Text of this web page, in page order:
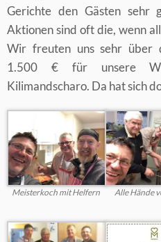
Gerichte den Gästen sehr
Aktionen sind oft die, wenn
Wir freuten uns sehr über
1.500 € für unsere
Kilimandscharo. Da hat sich
Meisterkoch mit Helfern Alle Hände